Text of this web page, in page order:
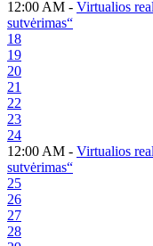
12:00 AM - Virtualios
sutvėrimas“
18
19
20
21
22
23
24
12:00 AM - Virtualios
sutvėrimas“
25
26
27
28